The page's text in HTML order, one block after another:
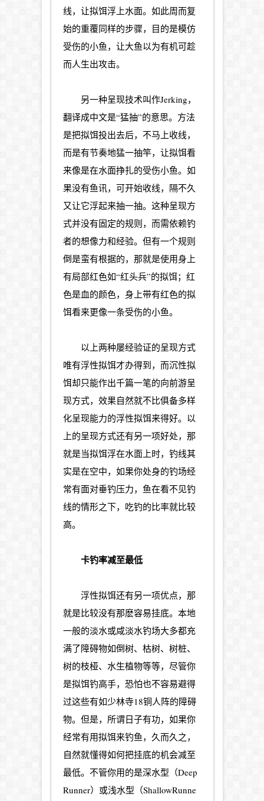
线，让拟饵浮上水面。如此周而复
始的重覆同样的步骤，目的是模仿
受伤的小鱼，让大鱼以为有机可趁
而人生出攻击。
另一种呈现技术叫作Jerking，
翻译成中文是“猛抽”的意思。方法
是把拟饵投出去后，不马上收线，
而是有节奏地猛一抽竿，让拟饵看
来像是在水面挣扎的受伤小鱼。如
果没有鱼讯，可开始收线，隔不久
又让它浮起来抽一抽。这种呈现方
式并没有固定的规则，而需依赖钓
者的想像力和经验。但有一个规则
倒是蛮有根据的，那就是使用身上
有局部红色如“红头兵”的拟饵；红
色是血的颜色，身上带有红色的拟
饵看来更像一条受伤的小鱼。
以上两种屡经验证的呈现方式
唯有浮性拟饵才办得到，而沉性拟
饵却只能作出千篇一笔的向前游呈
现方式，效果自然就不比俱备多样
化呈现能力的浮性拟饵来得好。以
上的呈现方式还有另一项好处，那
就是当拟饵浮在水面上时，钓线其
实是在空中，如果你处身的钓场经
常有面对垂钓压力，鱼在看不见钓
线的情形之下，吃钓的比率就比较
高。
卡钓率减至最低
浮性拟饵还有另一项优点，那
就是比较没有那麽容易挂底。本地
一般的淡水或咸淡水钓场大多都充
满了障碍物如倒树、枯树、树桩、
树的枝桠、水生植物等等，尽管你
是拟饵钓高手，恐怕也不容易避得
过这些有如少林寺18铜人阵的障碍
物。但是，所谓日子有功，如果你
经常有用拟饵来钓鱼，久而久之，
自然就懂得如何把挂底的机会减至
最低。不管你用的是深水型（Deep
Runner）或浅水型（ShallowRunne